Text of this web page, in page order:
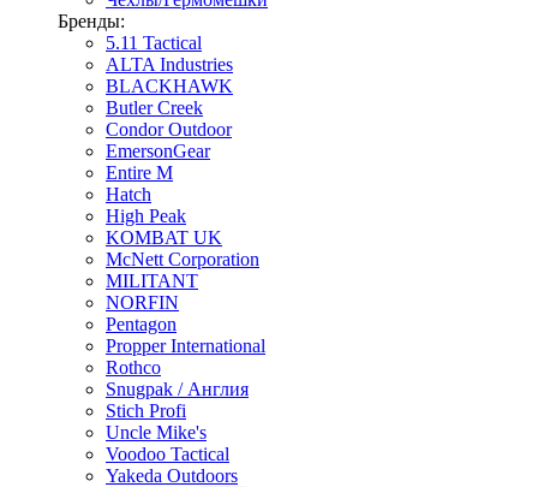
Бренды:
5.11 Tactical
ALTA Industries
BLACKHAWK
Butler Creek
Condor Outdoor
EmersonGear
Entire M
Hatch
High Peak
KOMBAT UK
McNett Corporation
MILITANT
NORFIN
Pentagon
Propper International
Rothco
Snugpak / Англия
Stich Profi
Uncle Mike's
Voodoo Tactical
Yakeda Outdoors